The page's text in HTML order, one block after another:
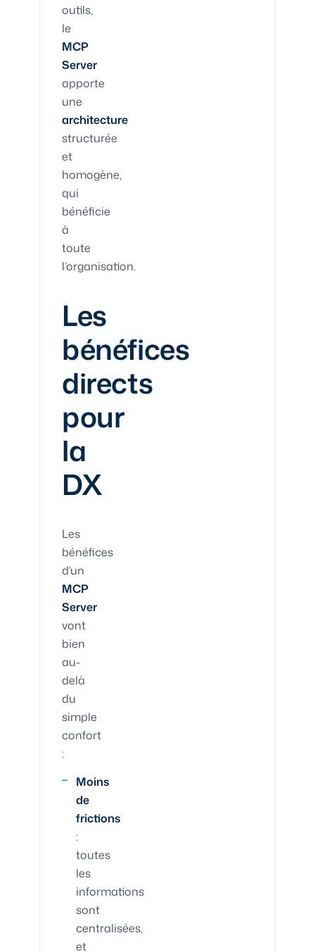
outils,
le
MCP
Server
apporte
une
architecture
structurée
et
homogène,
qui
bénéficie
à
toute
l’organisation.
Les
bénéfices
directs
pour
la
DX
Les
bénéfices
d’un
MCP
Server
vont
bien
au-
delà
du
simple
confort
:
Moins
de
frictions
:
toutes
les
informations
sont
centralisées,
et